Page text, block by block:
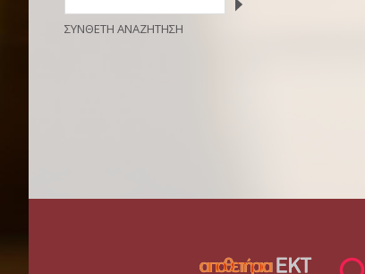
ΣΥΝΘΕΤΗ ΑΝΑΖΗΤΗΣΗ